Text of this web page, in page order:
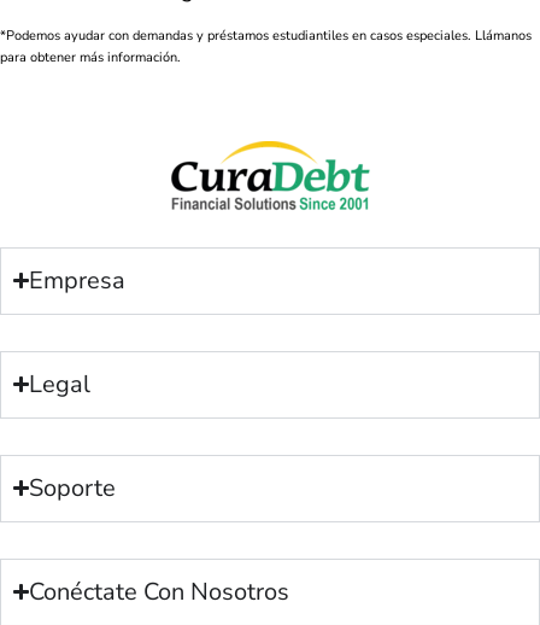
*Podemos ayudar con demandas y préstamos estudiantiles en casos especiales. Llámanos
para obtener más información.
Empresa
Legal
Soporte
Conéctate Con Nosotros